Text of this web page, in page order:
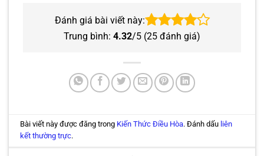
Đánh giá bài viết này:
Trung bình: 4.32/5 (25 đánh giá)
Bài viết này được đăng trong Kiến Thức Điều Hòa. Đánh dấu liên
kết thường trực.